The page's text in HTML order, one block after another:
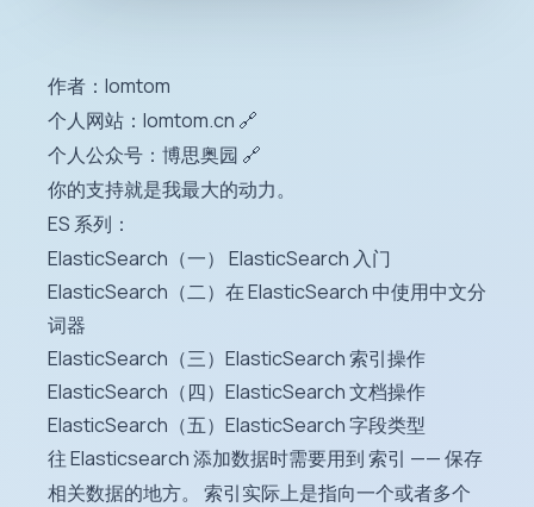
作者：lomtom
个人网站： lomtom.cn 🔗
个人公众号： 博思奥园 🔗
你的支持就是我最大的动力。
ES 系列：
ElasticSearch（一） ElasticSearch 入门
ElasticSearch（二）在 ElasticSearch 中使用中文分
词器
ElasticSearch（三）ElasticSearch 索引操作
ElasticSearch（四）ElasticSearch 文档操作
ElasticSearch（五）ElasticSearch 字段类型
往 Elasticsearch 添加数据时需要用到 索引 —— 保存
相关数据的地方。 索引实际上是指向一个或者多个